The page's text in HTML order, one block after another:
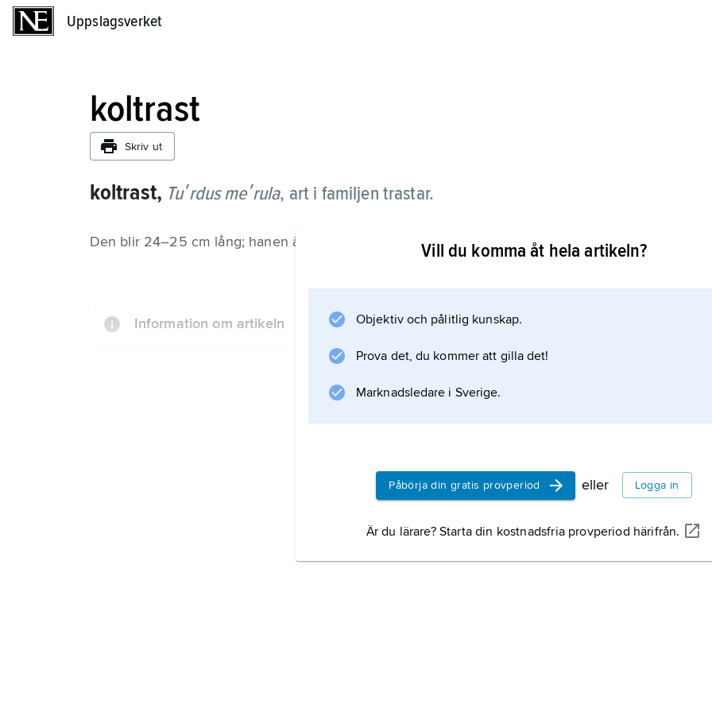
Uppslagsverket
koltrast
Skriv ut
koltrast, Tuʹrdus meʹrula, art i familjen trastar.
Den blir 24–25 cm lång; hanen är kolsvart med gul näbb och honan brun med gulbrun näbb.
Information om artikeln
Vill du komma åt hela artikeln?
Objektiv och pålitlig kunskap.
Prova det, du kommer att gilla det!
Marknadsledare i Sverige.
Påbörja din gratis provperiod eller Logga in
Är du lärare? Starta din kostnadsfria provperiod härifrån.